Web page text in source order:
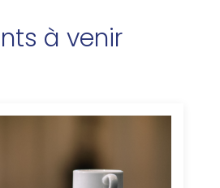
à venir